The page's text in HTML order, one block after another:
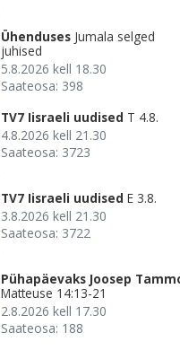
Ühenduses Jumala selged
juhised
5.8.2026 kell 18.30
Saateosa: 398
TV7 Iisraeli uudised T 4.8.
4.8.2026 kell 21.30
Saateosa: 3723
TV7 Iisraeli uudised E 3.8.
3.8.2026 kell 21.30
Saateosa: 3722
Pühapäevaks Joosep
Matteuse 14:13-21
2.8.2026 kell 17.30
Saateosa: 188